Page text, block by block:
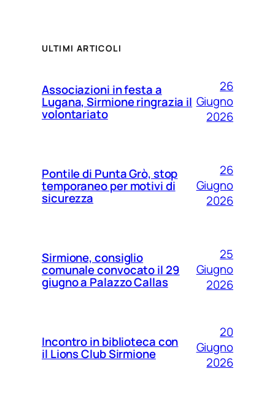
ULTIMI ARTICOLI
Associazioni in festa a
Lugana, Sirmione ringrazia il
volontariato
26
Giugno
2026
Pontile di Punta Grò, stop
temporaneo per motivi di
sicurezza
26
Giugno
2026
Sirmione, consiglio
comunale convocato il 29
giugno a Palazzo Callas
25
Giugno
2026
Incontro in biblioteca con
il Lions Club Sirmione
20
Giugno
2026